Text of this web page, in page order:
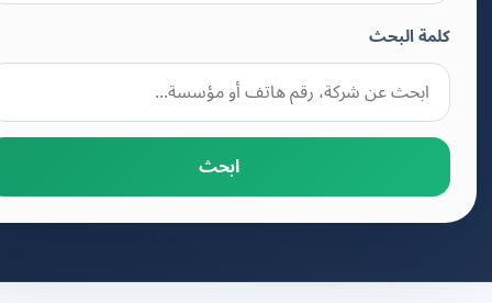
كلمة البحث
ابحث